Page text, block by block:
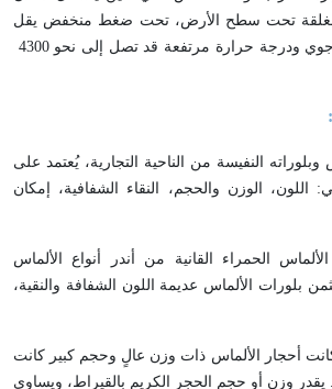
مغلقة تحت سطح الأرض، تحت ضغط منخفض يقل
وبلوراته النفيسة من الناحية التجارية، يُعتمد على
الوزن والحجم، النقاء الشفافية، إمكان
الحمراء القانية من أندر أنواع الألماس
بلورات الألماس عديمة اللون الشفافة والنقية،
كانت أحجار الألماس ذات وزن عالٍ وحجم كبير كانت
يقدر وزن أو حجم الحجر الكريم بالقيراط، ويساوي